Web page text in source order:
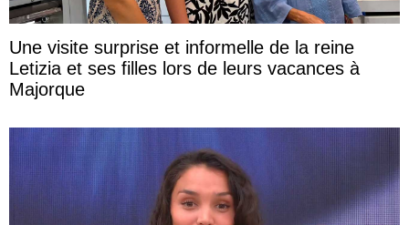
Une visite surprise et informelle de la reine
Letizia et ses filles lors de leurs vacances à
Majorque